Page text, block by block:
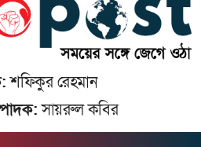
শফিকুর রেহমান
সায়রুল কবির